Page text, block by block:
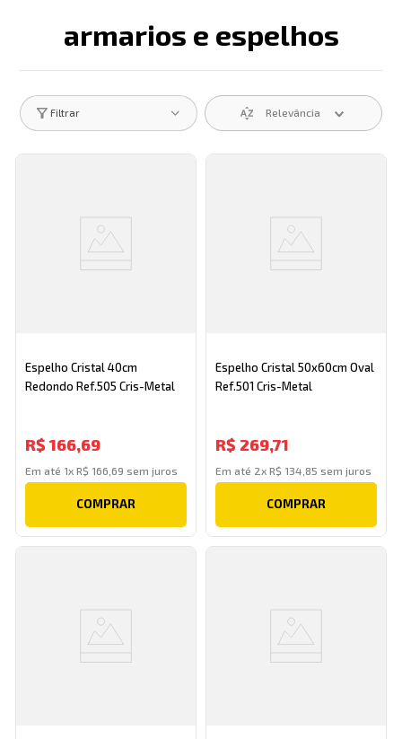
armarios e espelhos
Descrição search
Filtrar Relevância
Espelho Cristal 40cm
Redondo Ref.505 Cris-Metal
R$ 166,69
Em até 1xR$ 166 ,69 sem juros
COMPRAR
Espelho Cristal 50x60cm Oval
Ref.501 Cris-Metal
R$ 269,71
Em até 2x R$ 134 85 sem juros
COMPRAR